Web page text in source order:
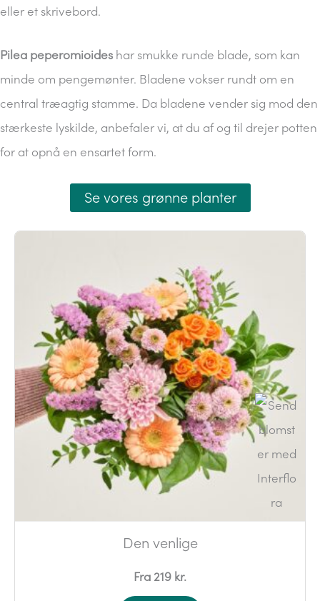
eller et skrivebord.
Pilea peperomioides har smukke runde blade, som kan
minde om pengemønter. Bladene vokser rundt om en
central træagtig stamme. Da bladene vender sig mod den
stærkeste lyskilde, anbefaler vi, at du af og til drejer potten
for at opnå en ensartet form.
Se vores grønne planter
Den venlige
Fra 219 kr.